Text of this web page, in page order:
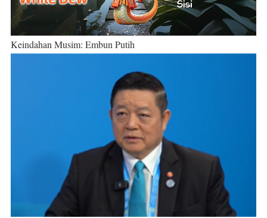
Keindahan Musim: Embun Putih